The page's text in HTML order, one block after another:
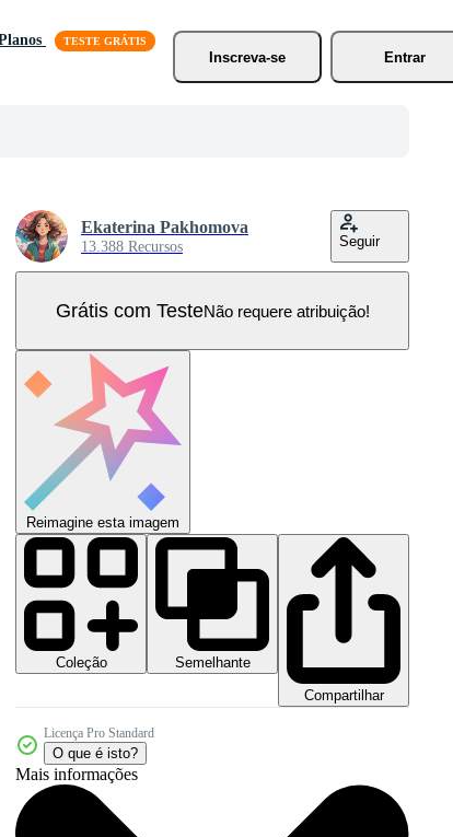
Inscreva-se
Entrar
Ekaterina Pakhomova
13.388 Recursos Seguir
Grátis com TesteNão requere atribuição!
Reimagine esta imagem
Coleção
Semelhante
Compartilhar
Licença Pro Standard
O que é isto?
Mais informações